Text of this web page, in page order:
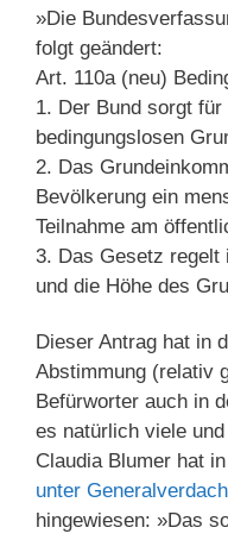
»Die
folgt geändert:
Art. 110a (neu)
1. Der Bund sorgt
bedingungslosen
2. Das
Bevölkerung ein
Teilnahme am
3. Das Gesetz regelt
und die Höhe des
Dieser Antrag hat in
Abstimmung (relativ
Befürworter auch in
es natürlich viele
Claudia Blumer hat
unter
hingewiesen: »Das